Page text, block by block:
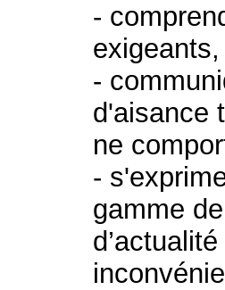
-
-
d'aisance
ne
-
gamme